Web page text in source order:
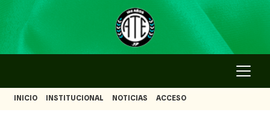
INICIO INSTITUCIONAL NOTICIAS ACCESO